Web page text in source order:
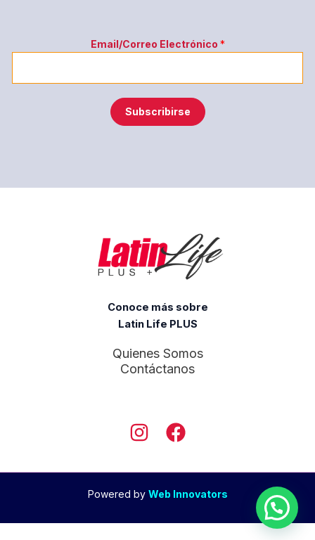
l
c
t
r
ó
o
Email/Correo Electrónico *
Subscribirse
Conoce más sobre
Latin Life PLUS
Quienes Somos
Contáctanos
Powered by Web Innovators